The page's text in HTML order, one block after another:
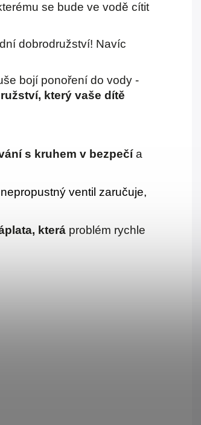
se bude ve vodě cítit
dobrodružství! Navíc
bojí ponoření do vody -
který vaše dítě
s kruhem v bezpečía
ventil zaručuje,
která problém rychle